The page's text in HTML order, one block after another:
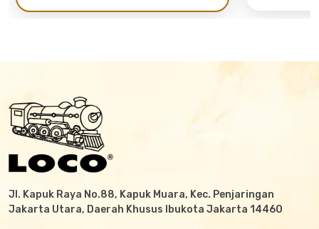
Jl. Kapuk Raya No.88, Kapuk Muara, Kec. Penjaringan
Jakarta Utara, Daerah Khusus Ibukota Jakarta 14460